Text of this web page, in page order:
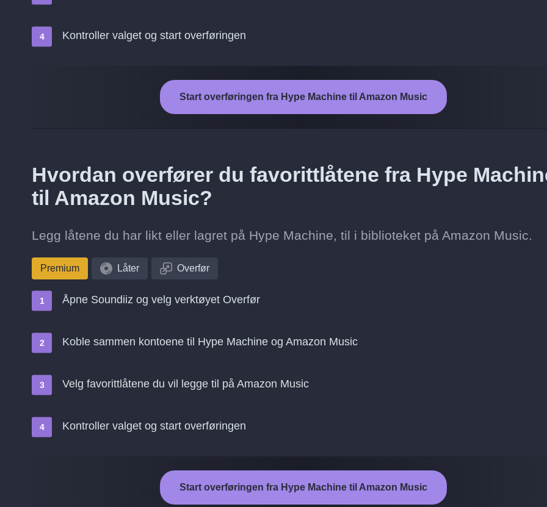
Kontroller valget og start overføringen
Start overføringen fra Hype Machine til Amazon Music
Hvordan overfører du favorittlåtene fra Hype
til Amazon Music?
Legg låtene du har likt eller lagret på Hype Machine, til i biblioteket på Amazon Music.
Premium Låter Overfør
Åpne Soundiiz og velg verktøyet Overfør
Koble sammen kontoene til Hype Machine og Amazon Music
Velg favorittlåtene du vil legge til på Amazon Music
Kontroller valget og start overføringen
Start overføringen fra Hype Machine til Amazon Music